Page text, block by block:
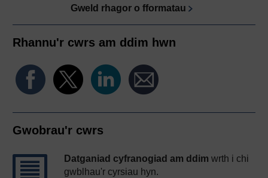
Gweld rhagor o fformatau
Rhannu'r cwrs am ddim hwn
Gwobrau'r cwrs
Datganiad cyfranogiad am ddim wrth i chi
gwblhau'r cyrsiau hyn.